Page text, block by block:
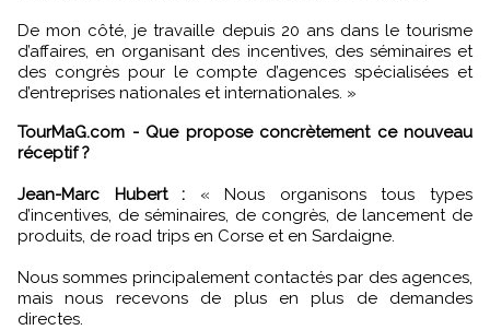
De mon côté, je travaille depuis 20 ans dans le tourisme
d’affaires, en organisant des incentives, des séminaires et
des congrès pour le compte d’agences spécialisées et
d’entreprises nationales et internationales. »
TourMaG.com - Que propose concrètement ce nouveau
réceptif ?
Jean-Marc Hubert : « Nous organisons tous types
d’incentives, de séminaires, de congrès, de lancement de
produits, de road trips en Corse et en Sardaigne.
Nous sommes principalement contactés par des agences,
mais nous recevons de plus en plus de demandes
directes.